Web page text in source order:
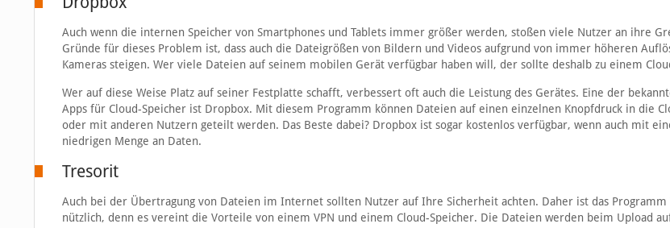
Auch wenn die internen Speicher von Smartphones und Tablets immer größer werden, stoßen viele Nutzer an ihre
Gründe für dieses Problem ist, dass auch die Dateigrößen von Bildern und Videos aufgrund von immer höheren
Kameras steigen. Wer viele Dateien auf seinem mobilen Gerät verfügbar haben will, der sollte deshalb zu einem
Wer auf diese Weise Platz auf seiner Festplatte schafft, verbessert oft auch die Leistung des Gerätes. Eine der
Apps für Cloud-Speicher ist Dropbox. Mit diesem Programm können Dateien auf einen einzelnen Knopfdruck in die
oder mit anderen Nutzern geteilt werden. Das Beste dabei? Dropbox ist sogar kostenlos verfügbar, wenn auch mit
niedrigen Menge an Daten.
Tresorit
Auch bei der Übertragung von Dateien im Internet sollten Nutzer auf Ihre Sicherheit achten. Daher ist das Programm
nützlich, denn es vereint die Vorteile von einem VPN und einem Cloud-Speicher. Die Dateien werden beim Upload